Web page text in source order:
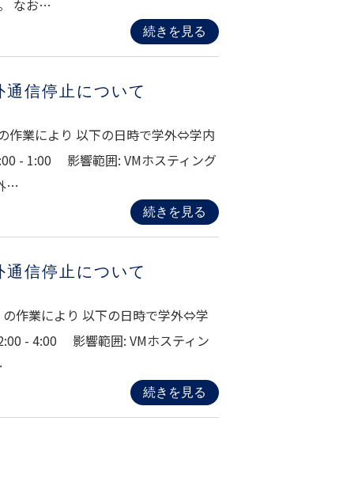
なお…
続きを見る
通信停止について
作業により 以下の日時で学外⇔学内
- 1:00 影響範囲: VMホスティング
…
続きを見る
通信停止について
作業により 以下の日時で学外⇔学
- 4:00 影響範囲: VMホスティン
続きを見る